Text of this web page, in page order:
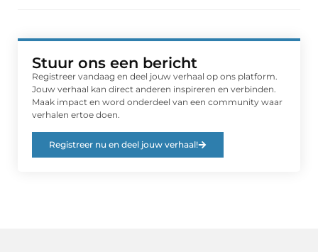
Stuur ons een bericht
Registreer vandaag en deel jouw verhaal op ons platform.
Jouw verhaal kan direct anderen inspireren en verbinden.
Maak impact en word onderdeel van een community waar
verhalen ertoe doen.
Registreer nu en deel jouw verhaal!